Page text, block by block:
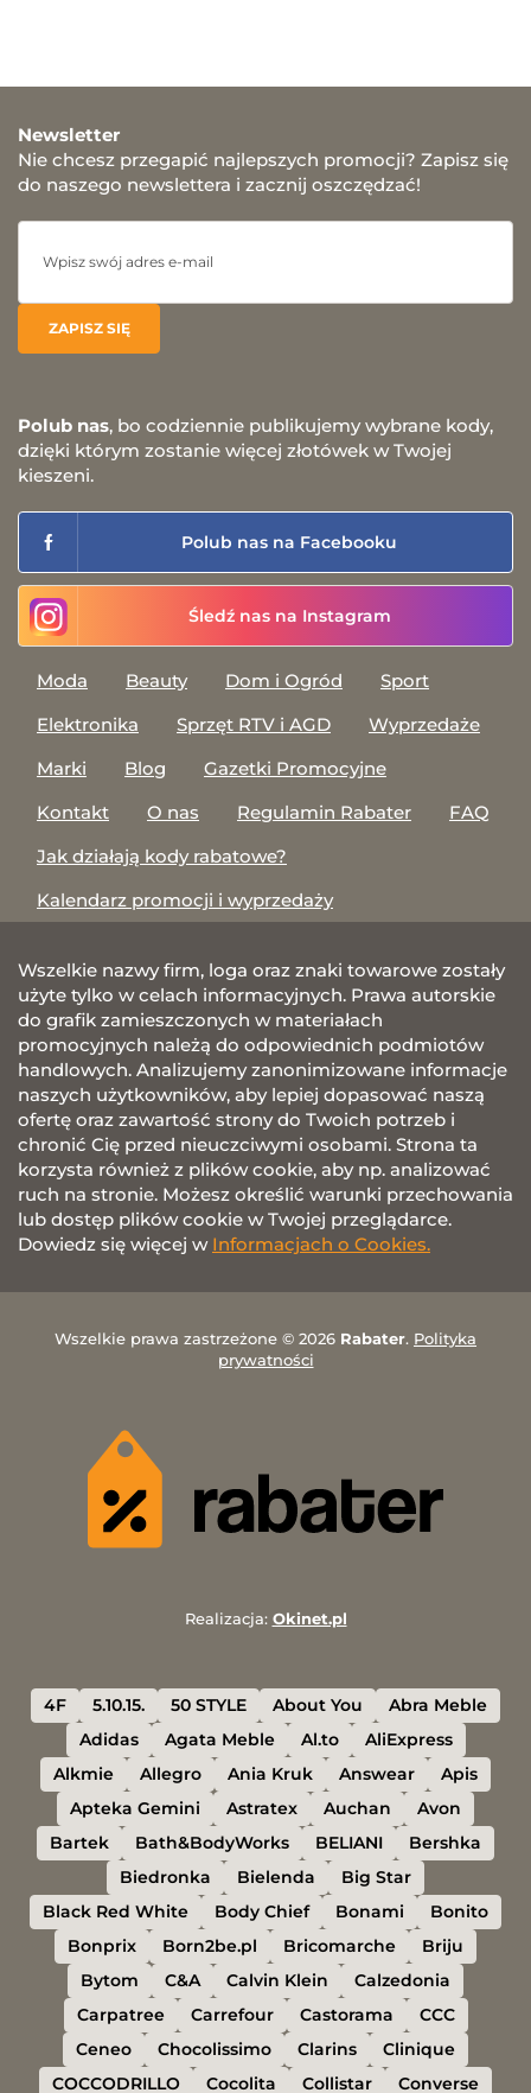
Newsletter
Nie chcesz przegapić najlepszych promocji? Zapisz się
do naszego newslettera i zacznij oszczędzać!
Polub nas, bo codziennie publikujemy wybrane kody,
dzięki którym zostanie więcej złotówek w Twojej
kieszeni.
Polub nas na Facebooku
Śledź nas na Instagram
Moda Beauty Dom i Ogród
Sport
Elektronika
Sprzęt RTV i AGD
Wyprzedaże
Marki
Blog
Gazetki Promocyjne
Kontakt
O nas Regulamin Rabater
FAQ
Jak działają kody rabatowe?
Kalendarz promocji i wyprzedaży
Wszelkie nazwy firm, loga oraz znaki towarowe zostały
użyte tylko w celach informacyjnych. Prawa autorskie
do grafik zamieszczonych w materiałach
promocyjnych należą do odpowiednich podmiotów
handlowych. Analizujemy zanonimizowane informacje
naszych użytkowników, aby lepiej dopasować naszą
ofertę oraz zawartość strony do Twoich potrzeb i
chronić Cię przed nieuczciwymi osobami. Strona ta
korzysta również z plików cookie, aby np. analizować
ruch na stronie. Możesz określić warunki przechowania
lub dostęp plików cookie w Twojej przeglądarce.
Dowiedz się więcej w Informacjach o Cookies.
Wszelkie prawa zastrzeżone © 2026 Rabater. Polityka
prywatności
Realizacja: Okinet.pl
4F 5.10.15. 50 STYLE About You
Abra Meble
Adidas
Agata Meble Al.to
AliExpress
Alkmie
Allegro Ania Kruk Answear
Apis
Apteka Gemini
Astratex Auchan
Avon
Bartek
Bath&BodyWorks BELIANI
Bershka
Biedronka
Bielenda
Big Star
Black Red White
Body Chief Bonami
Bonito
Bonprix
Born2be.pl Bricomarche
Briju
Bytom
C&A Calvin Klein
Calzedonia
Carpatree
Carrefour Castorama
CCC
Ceneo
Chocolissimo Clarins
Clinique
COCCODRILLO
Cocolita Collistar Converse